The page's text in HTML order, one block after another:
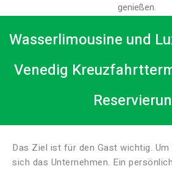
genießen.
Wasserlimousine und
Venedig
Das Ziel ist für den Gast wichtig.
sich das Unternehmen. Ein